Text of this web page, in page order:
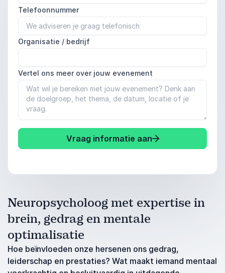
Telefoonnummer
Organisatie / bedrijf
Vertel ons meer over jouw evenement
Vraag informatie aan
Neuropsycholoog met expertise in
brein, gedrag en mentale
optimalisatie
Hoe beïnvloeden onze hersenen ons gedrag,
leiderschap en prestaties? Wat maakt iemand mentaal